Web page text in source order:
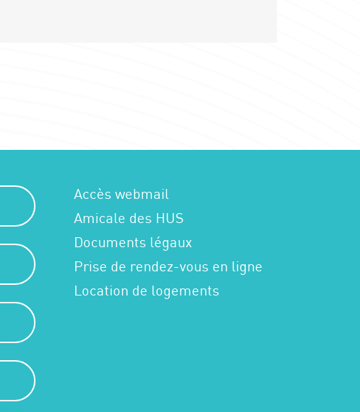
Accès webmail
Amicale des HUS
Documents légaux
Prise de rendez-vous en ligne
Location de logements